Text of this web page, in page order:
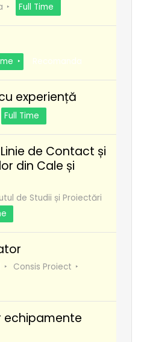
Full Time
Recomanda
experiență
Full Time
de Contact și
din Cale și
de Studii și Proiectări
Consis Proiect
echipamente